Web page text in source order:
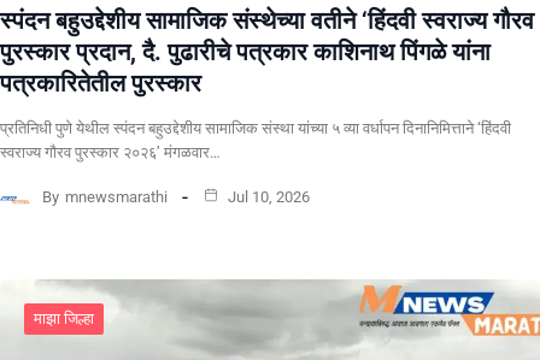
स्पंदन बहुउद्देशीय सामाजिक संस्थेच्या वतीने ‘हिंदवी स्वराज्य गौरव
पुरस्कार प्रदान, दै. पुढारीचे पत्रकार काशिनाथ पिंगळे यांना
पत्रकारितेतील पुरस्कार
प्रतिनिधी पुणे येथील स्पंदन बहुउद्देशीय सामाजिक संस्था यांच्या ५ व्या वर्धापन दिनानिमित्ताने ‘हिंदवी
स्वराज्य गौरव पुरस्कार २०२६’ मंगळवार…
By mnewsmarathi Jul 10, 2026
माझा जिल्हा